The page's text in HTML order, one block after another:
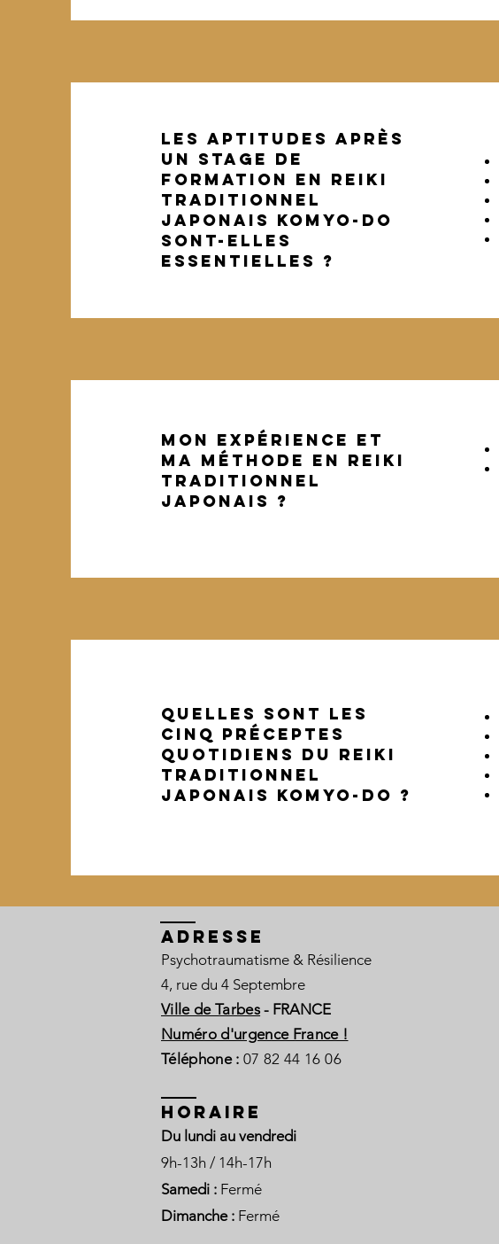
Les aptitudes après
un stage de
formation en reiki
traditionnel
japonais KOMYO-DO
SONT-ELLES
ESSENTIELLES ?
Mon expérience et
ma méthode en reiki
traditionnel
japonais ?
QUELLES SONT Les
cinq préceptes
QUOTIDIENS du ReikI
TRADITIONNEL
JAPONAIS KOMYO-DO ?
ADRESSE
Psychotraumatisme & Résilience
4, rue du 4 Septembre
Ville de Tarbes - FRANCE
Numéro d'urgence France !
Téléphone :07 82 44 16 06
HORAIRE
Du lundi au vendredi
9h-13h / 14h-17h
Samedi : Fermé
Dimanche : Fermé